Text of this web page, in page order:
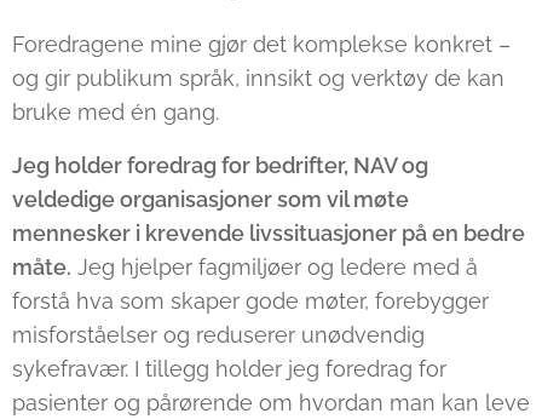
Foredragene mine gjør det komplekse konkret –
og gir publikum språk, innsikt og verktøy de kan
bruke med én gang.
Jeg holder foredrag for bedrifter, NAV og
veldedige organisasjoner som vil møte
mennesker i krevende livssituasjoner på en bedre
måte. Jeg hjelper fagmiljøer og ledere med å
forstå hva som skaper gode møter, forebygger
misforståelser og reduserer unødvendig
sykefravær. I tillegg holder jeg foredrag for
pasienter og pårørende om hvordan man kan leve